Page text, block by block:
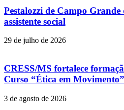
Pestalozzi de Campo
assistente social
29 de julho de 2026
CRESS/MS fortalece
Curso “Ética em Movimento”
3 de agosto de 2026